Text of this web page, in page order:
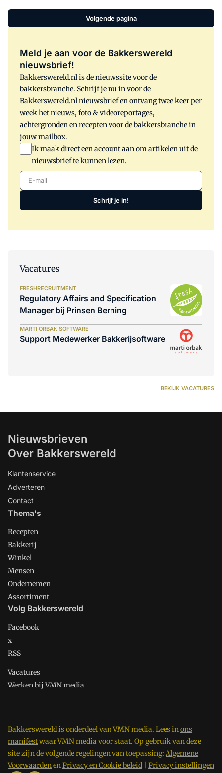
Volgende pagina
Meld je aan voor de Bakkerswereld
nieuwsbrief!
Bakkerswereld.nl is de nieuwssite voor de
bakkersbranche. Schrijf je nu in voor de
Bakkerswereld.nl nieuwsbrief en ontvang twee keer per
week het nieuws, foto & videoreportages,
achtergronden en recepten voor de bakkersbranche in
jouw mailbox.
Ik maak direct een account aan om artikelen uit de
nieuwsbrief te kunnen lezen.
E-mail
Schrijf je in!
Vacatures
FRESHRECRUITMENT
Regulatory Affairs and Specification
Manager bij Prinsen Berning
MARTI ORBAK SOFTWARE
Support Medewerker Bakkerijsoftware
BEKIJK VACATURES
Nieuwsbrieven
Over Bakkerswereld
Klantenservice
Adverteren
Contact
Thema's
Recepten
Bakkerij
Winkel
Mensen
Ondernemen
Assortiment
Volg Bakkerswereld
Facebook
x
RSS
Vacatures
Werken bij VMN media
Bakkerswereld is onderdeel van VMN media. Lees inons
manifestwaar VMN media voor staat. Op gebruik van deze
site zijn de volgende regelingen van toepassing: Algemene
VoorwaardenenPrivacy en Cookie beleid Privacy instellingen